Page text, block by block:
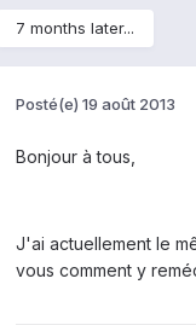
7 months later...
Posté(e) 19 août 2013
Bonjour à tous,
J'ai actuellement le
vous comment y